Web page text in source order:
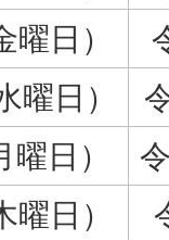
日）
曜日）
日）
日）